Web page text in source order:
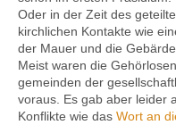
Oder in der Zeit des
kirchlichen Kontakte wie
der Mauer und die
Meist waren die
gemeinden der
voraus. Es gab aber leider
Konflikte wie das Wort an